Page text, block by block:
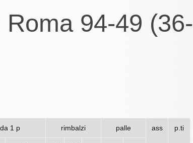
94-49 (36-
1 p rimbalzi palle ass p.ti